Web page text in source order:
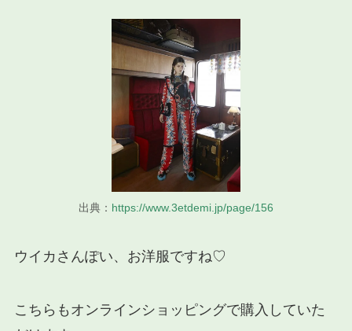
出典： https://www.3etdemi.jp/page/156
ウイカさんぽい、お洋服ですね♡
こちらもオンラインショッピングで購入していた